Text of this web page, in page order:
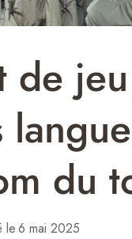
de
du
le6 mai 2025